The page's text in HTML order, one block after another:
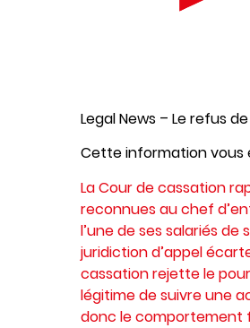
Legal News – Le refus
Cette information vous
La Cour de cassation
reconnues au chef
l’une de ses salariés
juridiction d’appel
cassation rejette le
légitime de suivre une
donc le comportement